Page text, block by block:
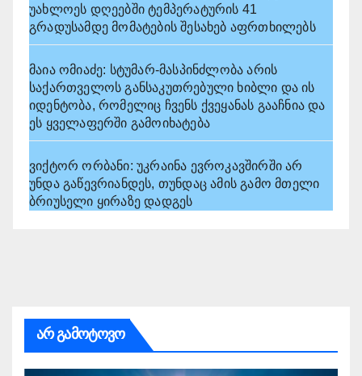
უახლოეს დღეებში ტემპერატურის 41
გრადუსამდე მომატების შესახებ აფრთხილებს
მაია ომიაძე: სტუმარ-მასპინძლობა არის
საქართველოს განსაკუთრებული ხიბლი და ის
იდენტობა, რომელიც ჩვენს ქვეყანას გააჩნია და
ეს ყველაფერში გამოიხატება
ვიქტორ ორბანი: უკრაინა ევროკავშირში არ
უნდა გაწევრიანდეს, თუნდაც ამის გამო მთელი
ბრიუსელი ყირაზე დადგეს
არ გამოტოვო